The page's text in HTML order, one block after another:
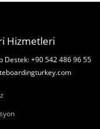
Hizmetleri
Destek: +90 542 486 96 55